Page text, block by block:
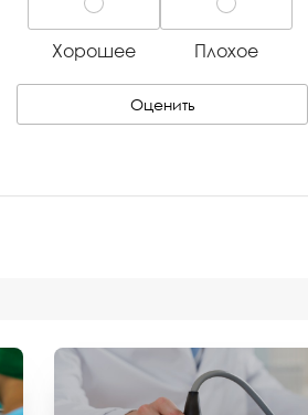
Хорошее Плохое
Оценить